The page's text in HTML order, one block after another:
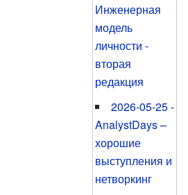
Инженерная
модель
личности -
вторая
редакция
2026-05-25 -
AnalystDays –
хорошие
выступления и
нетворкинг